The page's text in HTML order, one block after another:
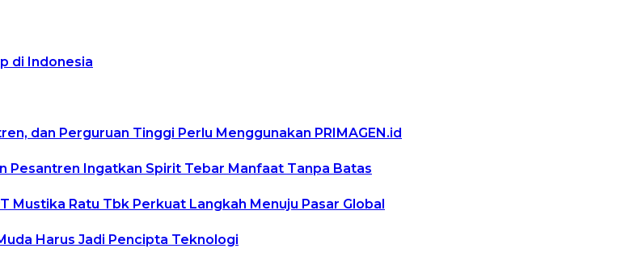
di Indonesia
dan Perguruan Tinggi Perlu Menggunakan PRIMAGEN.id
Pesantren Ingatkan Spirit Tebar Manfaat Tanpa Batas
Mustika Ratu Tbk Perkuat Langkah Menuju Pasar Global
Harus Jadi Pencipta Teknologi